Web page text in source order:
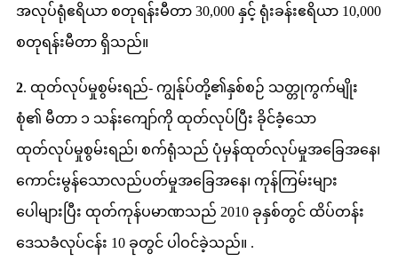
အလုပ်ရုံဧရိယာ စတုရန်းမီတာ 30,000 နှင့် ရုံးခန်းဧရိယာ 10,000
စတုရန်းမီတာ ရှိသည်။
2. ထုတ်လုပ်မှုစွမ်းရည်- ကျွန်ုပ်တို့၏နှစ်စဉ် သတ္တုကွက်မျိုး
စုံ၏ မီတာ ၁ သန်းကျော်ကို ထုတ်လုပ်ပြီး ခိုင်ခံ့သော
ထုတ်လုပ်မှုစွမ်းရည်၊ စက်ရုံသည် ပုံမှန်ထုတ်လုပ်မှုအခြေအနေ၊
ကောင်းမွန်သောလည်ပတ်မှုအခြေအနေ၊ ကုန်ကြမ်းများ
ပေါများပြီး ထုတ်ကုန်ပမာဏသည် 2010 ခုနှစ်တွင် ထိပ်တန်း
ဒေသခံလုပ်ငန်း 10 ခုတွင် ပါဝင်ခဲ့သည်။ .